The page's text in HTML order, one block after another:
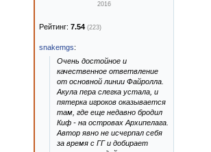
2016
Рейтинг: 7.54 (223)
snakemgs:
Очень достойное и
качественное ответвление
от основной линии Файролла.
Акула пера слегка устала, и
пятерка игроков оказывается
там, где еще недавно бродил
Киф - на островах Архипелага.
Автор явно не исчерпал себя
за время с ГГ и добирает